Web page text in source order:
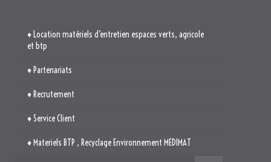
♦ Location matériels d’entretien espaces verts, agricole
et btp
♦ Partenariats
♦ Recrutement
♦ Service Client
♦ Materiels BTP , Recyclage Environnement MEDIMAT